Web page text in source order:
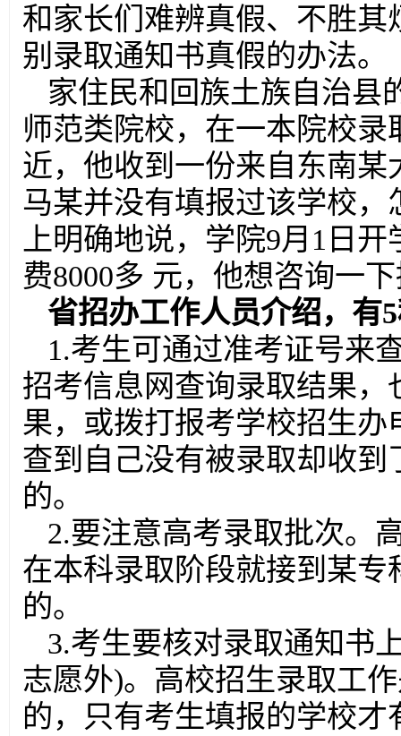
和家长们难辨真假、不胜其
别录取通知书真假的办法。
家住民和回族土族自治县
师范类院校，在一本院校
近，他收到一份来自东南
马某并没有填报过该学校
上明确地说，学院9月1日
费8000多 元，他想咨询一
省招办工作人员介绍，有
1.考生可通过准考证号来
招考信息网查询录取结果
果，或拨打报考学校招生
查到自己没有被录取却收
的。
2.要注意高考录取批次。
在本科录取阶段就接到某
的。
3.考生要核对录取通知书
志愿外)。高校招生录取工
的，只有考生填报的学校